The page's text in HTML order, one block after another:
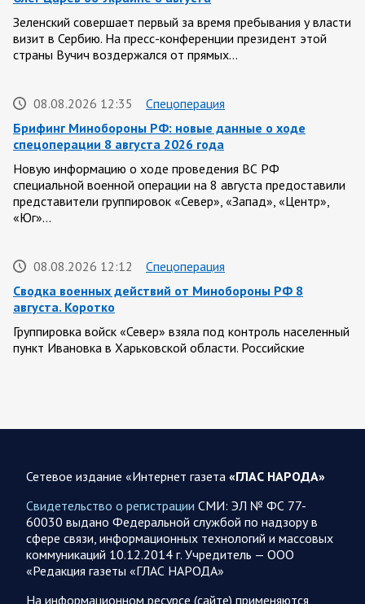
Зеленский совершает первый за время пребывания у власти
визит в Сербию. На пресс-конференции президент этой
страны Вучич воздержался от прямых…
08.08.2026 12:35
Спецоперация
Брифинг Минобороны РФ: новые данные о ходе
спецоперации 8 августа 2026 года
Новую информацию о ходе проведения ВС РФ
специальной военной операции на 8 августа предоставили
представители группировок «Север», «Запад», «Центр»,
«Юг»…
08.08.2026 12:12
Спецоперация
Сводка военных действий от Минобороны РФ 8
августа. Коротко
Группировка войск «Север» взяла под контроль населенный
пункт Ивановка в Харьковской области. Российские
Олег Царев сообщает: Мониторинг противника насчитал
якобы «сбиты/подавлены» – 135. В Киеве…
08.08.2026 10:05
Спецоперация
Сетевое издание «Интернет газета «ГЛАС НАРОДА»
Свидетельство о регистрации СМИ: ЭЛ № ФС 77-
60030 выдано Федеральной службой по надзору в
сфере связи, информационных технологий и массовых
коммуникаций 10.12.2014 г. Учредитель — ООО
«Редакция газеты «ГЛАС НАРОДА»
На информационном ресурсе (сайте) применяются